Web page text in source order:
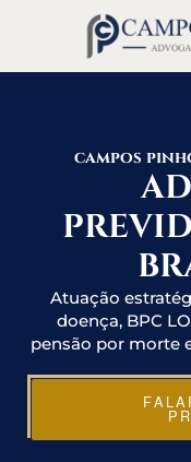
campos
Atuação
doença, BPC
pensão por morte